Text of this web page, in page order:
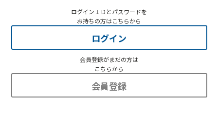
ログインＩＤとパスワードを
お持ちの方はこちらから
ログイン
会員登録がまだの方は
こちらから
会員登録